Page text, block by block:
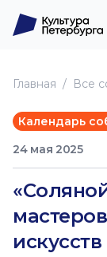
Главная Все
Календарь
24 мая 2025